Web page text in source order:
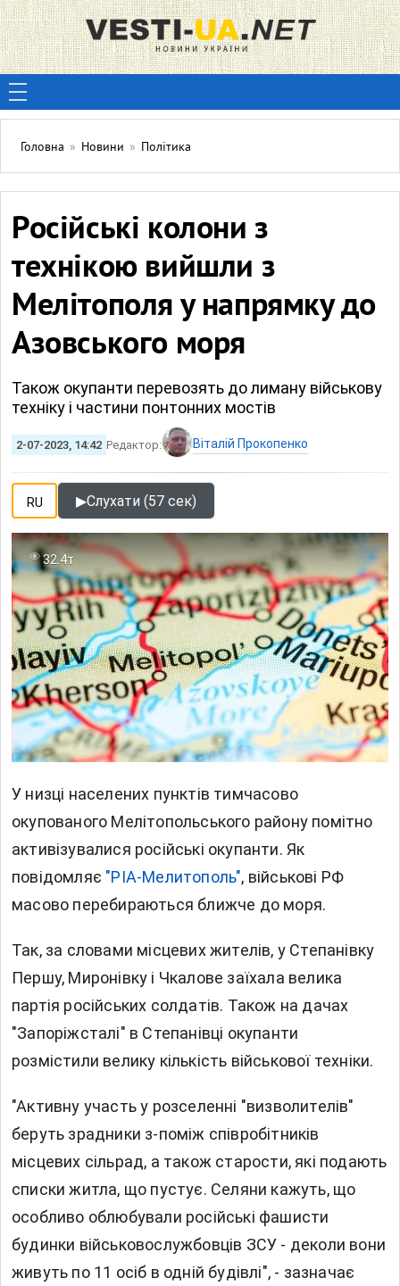
Головна » Новини » Політика
Російські колони з
технікою вийшли з
Мелітополя у напрямку до
Азовського моря
Також окупанти перевозять до лиману військову
техніку і частини понтонних мостів
2-07-2023, 14:42 Редактор: Віталій Прокопенко
RU ▶Слухати (57 сек)
32.4т
У низці населених пунктів тимчасово
окупованого Мелітопольського району помітно
активізувалися російські окупанти. Як
повідомляє "РІА-Мелитополь", військові РФ
масово перебираються ближче до моря.
Так, за словами місцевих жителів, у Степанівку
Першу, Миронівку і Чкалове заїхала велика
партія російських солдатів. Також на дачах
"Запоріжсталі" в Степанівці окупанти
розмістили велику кількість військової техніки.
"Активну участь у розселенні "визволителів"
беруть зрадники з-поміж співробітників
місцевих сільрад, а також старости, які подають
списки житла, що пустує. Селяни кажуть, що
особливо облюбували російські фашисти
будинки військовослужбовців ЗСУ - деколи вони
живуть по 11 осіб в одній будівлі", - зазначає